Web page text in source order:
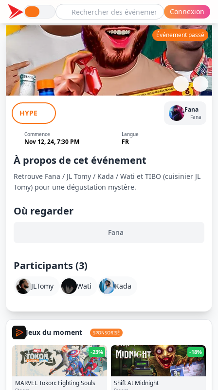
Connexion
Dégustation mystère
Événement passé
HYPE Fana
Fana
Commence
Nov 12, 24, 7:30 PM
Langue
FR
À propos de cet événement
Retrouve Fana / JL Tomy / Kada / Wati et TIBO (cuisinier JL
Tomy) pour une dégustation mystère.
Où regarder
Fana
Participants (3)
JLTomy Wati Kada
Jeux du moment SPONSORISÉ
-23%
MARVEL Tōkon: Fighting Souls
-18%
Shift At Midnight